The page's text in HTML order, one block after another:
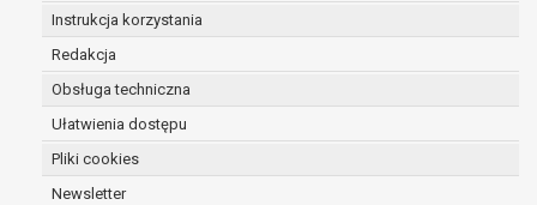
Instrukcja korzystania
Redakcja
Obsługa techniczna
Ułatwienia dostępu
Pliki cookies
Newsletter
której dane dotyczą, potrzebuje ich do
ustalenia, obrony lub dochodzenia
roszczeń,
osoba, której dane dotyczą, wniosła
sprzeciw wobec przetwarzania
danych - do czasu ustalenia czy
prawnie uzasadnione podstawy po